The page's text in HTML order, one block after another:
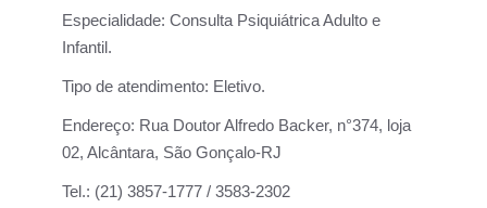
Especialidade: Consulta Psiquiátrica Adulto e
Infantil.
Tipo de atendimento: Eletivo.
Endereço: Rua Doutor Alfredo Backer, n°374, loja
02, Alcântara, São Gonçalo-RJ
Tel.: (21) 3857-1777 / 3583-2302